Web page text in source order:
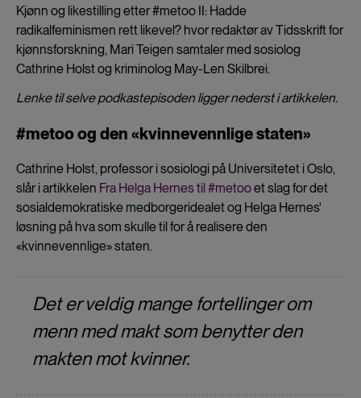
Kjønn og likestilling etter #metoo II: Hadde
radikalfeminismen rett likevel? hvor redaktør av Tidsskrift for
kjønnsforskning, Mari Teigen samtaler med sosiolog
Cathrine Holst og kriminolog May-Len Skilbrei.
Lenke til selve podkastepisoden ligger nederst i artikkelen.
#metoo og den «kvinnevennlige staten»
Cathrine Holst, professor i sosiologi på Universitetet i Oslo,
slår i artikkelen Fra Helga Hernes til #metooet slag for det
sosialdemokratiske medborgeridealet og Helga Hernes'
løsning på hva som skulle til for å realisere den
«kvinnevennlige» staten.
Det er veldig mange fortellinger om
menn med makt som benytter den
makten mot kvinner.